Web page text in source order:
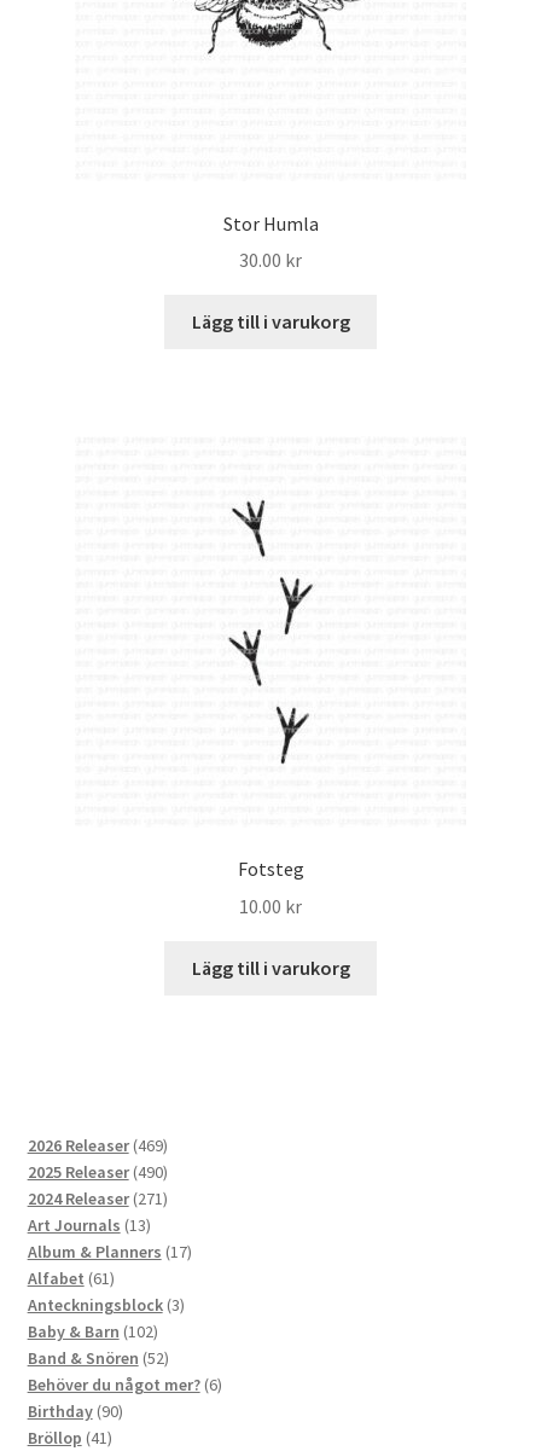
Stor Humla
30.00 kr
Lägg till i varukorg
Fotsteg
10.00 kr
Lägg till i varukorg
2026 Releaser 469469
produkter
2025 Releaser 490490
produkter
2024 Releaser 271271
Art Journals 1313
produkter
Album & Planners 1717
Alfabet 6161
produkter
Anteckningsblock 33
Baby & Barn 102102
produkter
Band & Snören 5252
produkter
Behöver du något mer? 66
Birthday 9090
Bröllop 4141